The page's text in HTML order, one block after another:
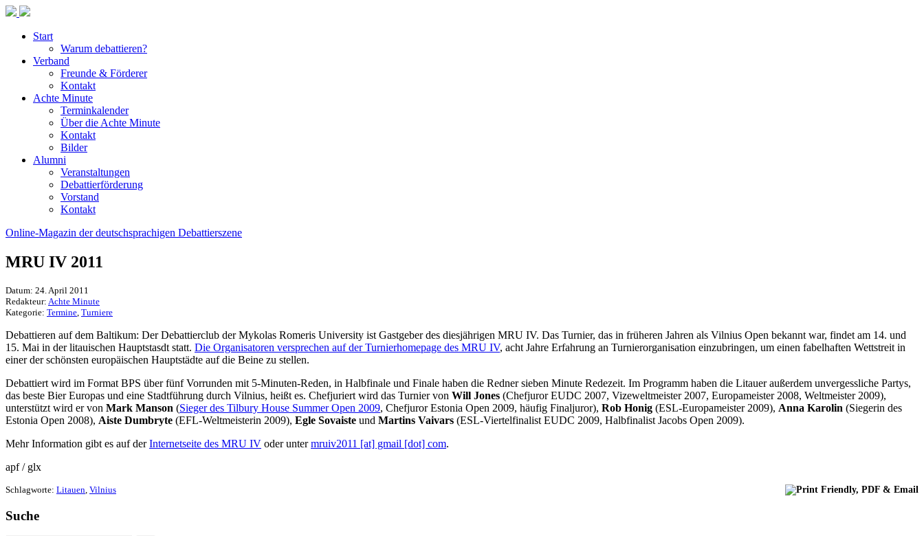
Start
Warum debattieren?
Verband
Freunde & Förderer
Kontakt
Achte Minute
Terminkalender
Über die Achte Minute
Kontakt
Bilder
Alumni
Veranstaltungen
Debattierförderung
Vorstand
Kontakt
Online-Magazin der deutschsprachigen Debattierszene
MRU IV 2011
Datum: 24. April 2011
Redakteur: Achte Minute
Kategorie: Termine Turniere
Debattieren auf dem Baltikum: Der Debattierclub der Mykolas Romeris University ist Gastgeber des diesjährigen MRU IV. Das Turnier, das in früheren Jahren als Vilnius Open bekannt war, findet am 14. und
15. Mai in der litauischen Hauptstasdt statt. Die Organisatoren versprechen auf der Turnierhomepage des MRU IV, acht Jahre Erfahrung an Turnierorganisation einzubringen, um einen fabelhaften Wettstreit in
einer der schönsten europäischen Hauptstädte auf die Beine zu stellen.
Debattiert wird im Format BPS über fünf Vorrunden mit 5-Minuten-Reden, in Halbfinale und Finale haben die Redner sieben Minute Redezeit. Im Programm haben die Litauer außerdem unvergessliche Partys,
das beste Bier Europas und eine Stadtführung durch Vilnius, heißt es. Chefjuriert wird das Turnier von Will Jones (Chefjuror EUDC 2007, Vizeweltmeister 2007, Europameister 2008, Weltmeister 2009),
unterstützt wird er von Mark Manson (Sieger des Tilbury House Summer Open 2009, Chefjuror Estonia Open 2009, häufig Finaljuror), Rob Honig (ESL-Europameister 2009), Anna Karolin (Siegerin des
Estonia Open 2008), Aiste Dumbryte (EFL-Weltmeisterin 2009), Egle Sovaiste und Martins Vaivars (ESL-Viertelfinalist EUDC 2009, Halbfinalist Jacobs Open 2009).
Mehr Information gibt es auf derInternetseite des MRU IV oder untermruiv2011 [at] gmail [dot] com.
apf / glx
Schlagworte: Litauen Vilnius
Suche